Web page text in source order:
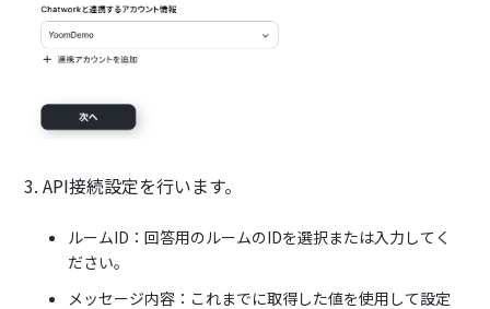
3. API接続設定を行います。
ルームID：回答用のルームのIDを選択または入力してく
ださい。
メッセージ内容：これまでに取得した値を使用して設定